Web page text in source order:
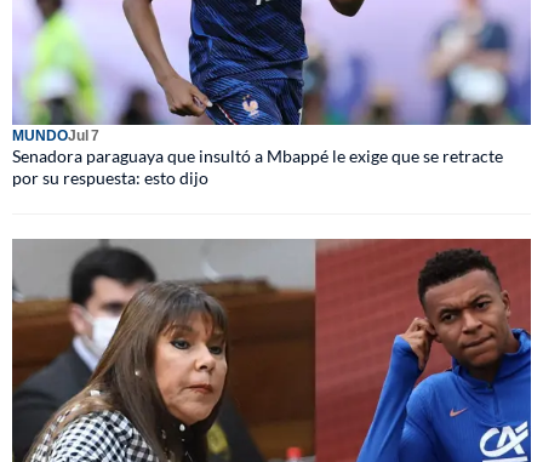
MUNDOJul 7
Senadora paraguaya que insultó a Mbappé le exige que se retracte
por su respuesta: esto dijo